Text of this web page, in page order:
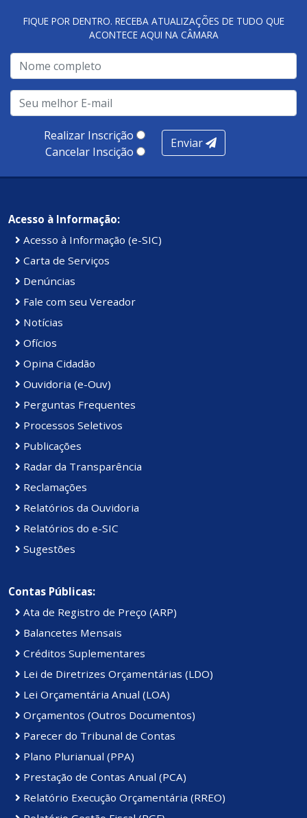
FIQUE POR DENTRO. RECEBA ATUALIZAÇÕES DE TUDO QUE
ACONTECE AQUI NA CÂMARA
Realizar Inscrição
Cancelar Inscição
Enviar
Acesso à Informação:
Acesso à Informação (e-SIC)
Carta de Serviços
Denúncias
Fale com seu Vereador
Notícias
Ofícios
Opina Cidadão
Ouvidoria (e-Ouv)
Perguntas Frequentes
Processos Seletivos
Publicações
Radar da Transparência
Reclamações
Relatórios da Ouvidoria
Relatórios do e-SIC
Sugestões
Contas Públicas:
Ata de Registro de Preço (ARP)
Balancetes Mensais
Créditos Suplementares
Lei de Diretrizes Orçamentárias (LDO)
Lei Orçamentária Anual (LOA)
Orçamentos (Outros Documentos)
Parecer do Tribunal de Contas
Plano Plurianual (PPA)
Prestação de Contas Anual (PCA)
Relatório Execução Orçamentária (RREO)